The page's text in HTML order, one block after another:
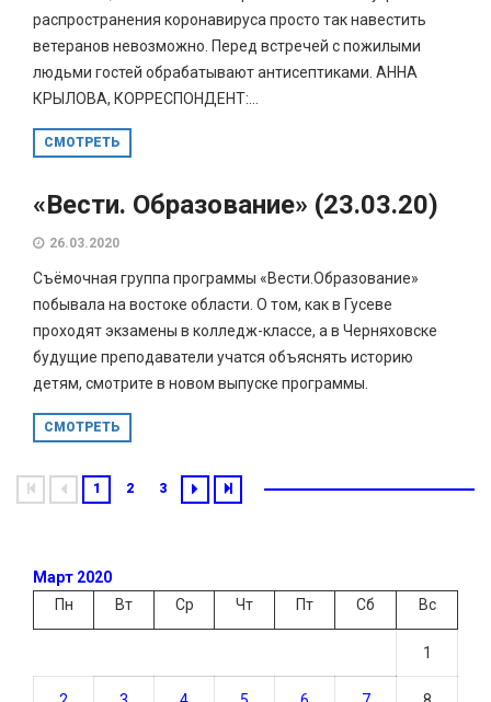
распространения коронавируса просто так навестить
ветеранов невозможно. Перед встречей с пожилыми
людьми гостей обрабатывают антисептиками. АННА
КРЫЛОВА, КОРРЕСПОНДЕНТ:...
СМОТРЕТЬ
«Вести. Образование» (23.03.20)
26.03.2020
Съёмочная группа программы «Вести.Образование»
побывала на востоке области. О том, как в Гусеве
проходят экзамены в колледж-классе, а в Черняховске
будущие преподаватели учатся объяснять историю
детям, смотрите в новом выпуске программы.
СМОТРЕТЬ
1 2 3
Март 2020
Пн
Вт Ср Чт Пт Сб Вс
1